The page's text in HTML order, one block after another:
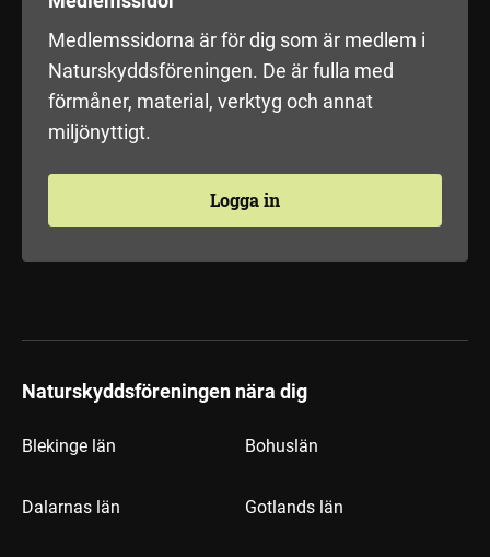
Medlemssidorna är för dig som är medlem i
Naturskyddsföreningen. De är fulla med
förmåner, material, verktyg och annat
miljönyttigt.
Logga in
Naturskyddsföreningen nära dig
Blekinge län Bohuslän
Dalarnas län Gotlands län